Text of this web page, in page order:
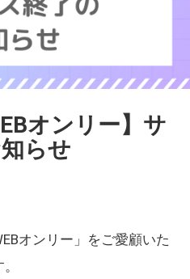
オンリー】サ
らせ
オンリー」をご愛顧いた